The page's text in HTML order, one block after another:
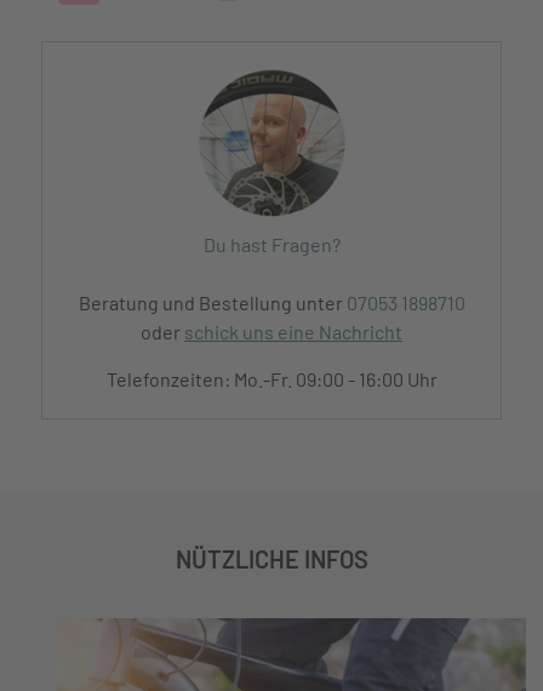
Du hast Fragen?
Beratung und Bestellung unter 07053 1898710
oder schick uns eine Nachricht
Telefonzeiten: Mo.-Fr. 09:00 - 16:00 Uhr
NÜTZLICHE INFOS